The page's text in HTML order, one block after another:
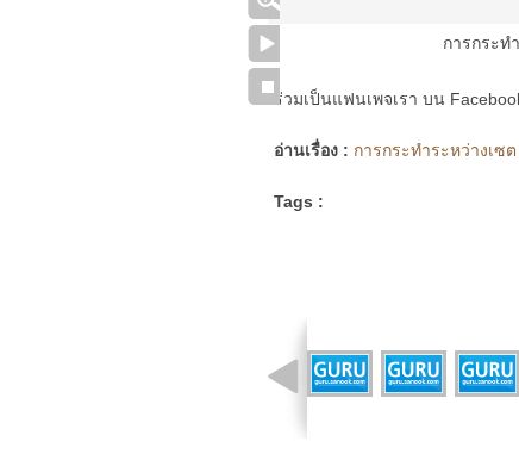
การกระท
ร่วมเป็นแฟนเพจเรา บน
อ่านเรื่อง : การกระทำระหว่างเซ
Tags :